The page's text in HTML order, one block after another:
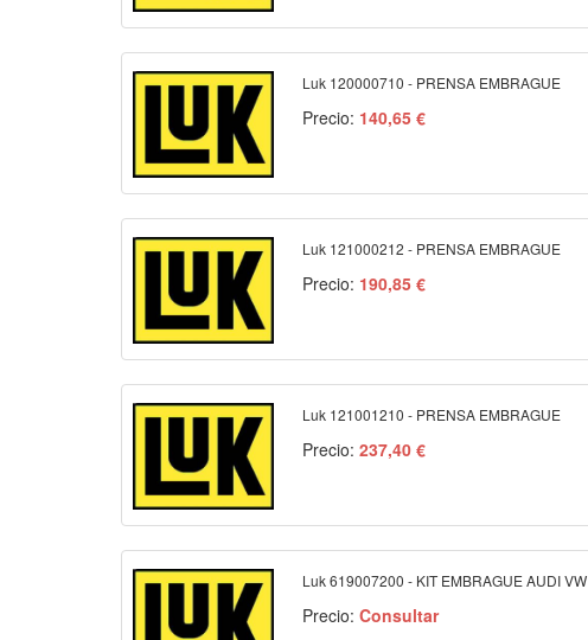
Luk 120000710 - PRENSA EMBRAGUE
Precio: 140,65 €
Luk 121000212 - PRENSA EMBRAGUE
Precio: 190,85 €
Luk 121001210 - PRENSA EMBRAGUE
Precio:237,40 €
Luk 619007200 - KIT EMBRAGUE AUDI VW
Precio:Consultar